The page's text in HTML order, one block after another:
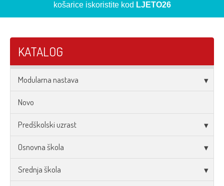
košarice iskoristite kod LJETO26
KATALOG
Modularna nastava
Novo
Predškolski uzrast
Osnovna škola
Srednja škola